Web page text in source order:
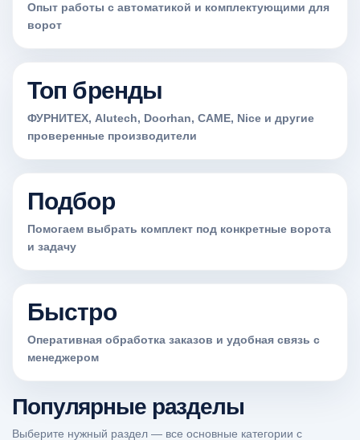
Опыт работы с автоматикой и комплектующими для
ворот
Топ бренды
ФУРНИТЕХ, Alutech, Doorhan, CAME, Nice и другие
проверенные производители
Подбор
Помогаем выбрать комплект под конкретные ворота
и задачу
Быстро
Оперативная обработка заказов и удобная связь с
менеджером
Популярные разделы
Выберите нужный раздел — все основные категории с